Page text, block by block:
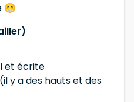
😁
et écrite
y a des hauts et des